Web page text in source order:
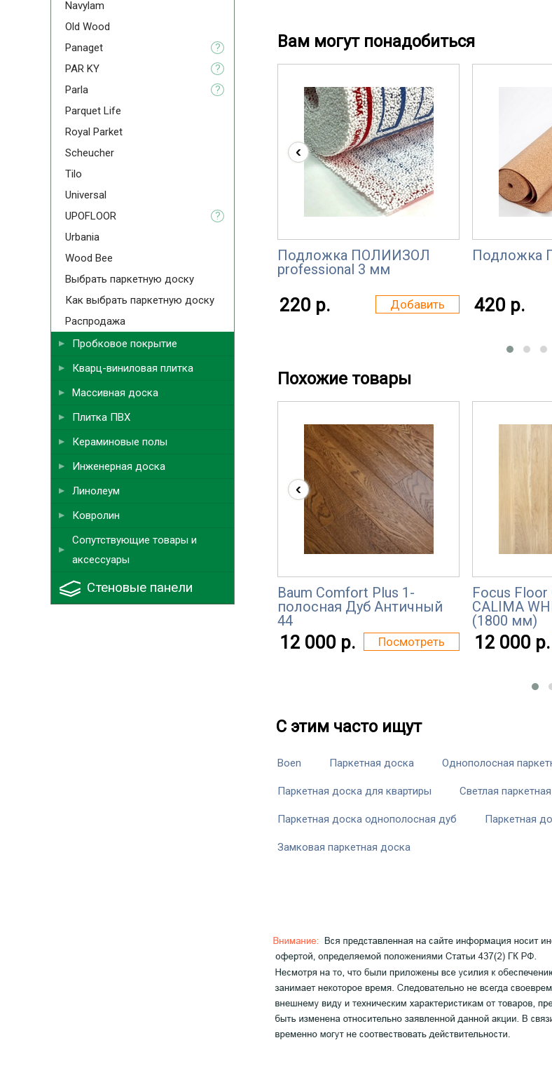
Вам могут понадобиться
Подложка ПОЛИИЗОЛ
professional 3 мм
220 р. Добавить
Подложка
420 р.
‹
Похожие товары
Baum Comfort Plus 1-
полосная Дуб Античный
44
12 000 р. Посмотреть
Focus Floor
CALIMA
(1800 мм)
12 000 р.
‹
С этим часто ищут
Boen Паркетная доска Однополосная
Паркетная доска для квартиры Светлая
Паркетная доска однополосная дуб Паркетная
Замковая паркетная доска
Navylam
Old Wood
Panaget
?
PAR KY
?
Parla
?
Parquet Life
Royal Parket
Scheucher
Tilo
Universal
UPOFLOOR
?
Urbania
Wood Bee
Выбрать паркетную доску
Как выбрать паркетную доску
Распродажа
Пробковое покрытие
Кварц-виниловая плитка
Массивная доска
Плитка ПВХ
Кераминовые полы
Инженерная доска
Линолеум
Ковролин
Сопутствующие товары и
аксессуары
Стеновые панели